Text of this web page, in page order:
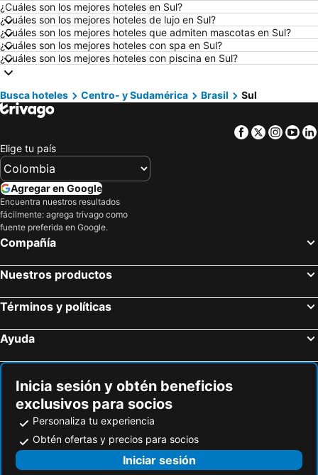
Hoteles en Ciudad de México
Hoteles en Villavicencio
Hoteles en Roma
Hoteles en Orlando
Hoteles en Villeta
Hoteles en Girardot
Hoteles en Pereira
Hoteles en Santiago de Chile
Hoteles en Jamaica
Hoteles en Colombia
Hoteles en La Guajira
Hoteles en Islandia
Hoteles en Risaralda
Hoteles en Fuerteventura
Hoteles en Boyacá
Hoteles en Amazonas
¿Cuáles son los mejores hoteles en Sul?
¿Cuáles son los mejores hoteles de lujo en Sul?
¿Cuáles son los mejores hoteles que admiten mascotas en Sul?
¿Cuáles son los mejores hoteles con spa en Sul?
¿Cuáles son los mejores hoteles con piscina en Sul?
Busca hoteles Centro- y Sudamérica Brasil Sul
Facebook
Twitter
Elige tu país
Agregar en Google
Encuentra nuestros resultados
fácilmente: agrega trivago como
fuente preferida en Google.
Compañía
Nuestros productos
Términos y políticas
Ayuda
Inicia sesión y obtén beneficios
exclusivos para socios
Personaliza tu experiencia
Obtén ofertas y precios para socios
Iniciar sesión